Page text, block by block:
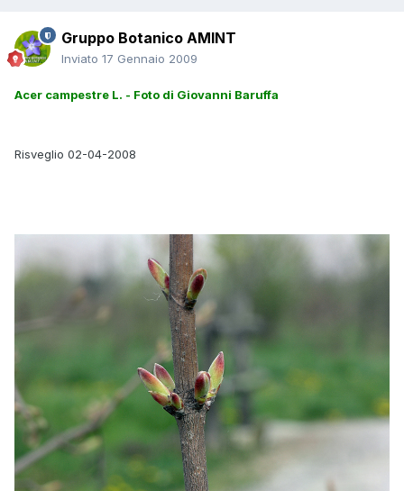
Gruppo Botanico AMINT
Inviato 17 Gennaio 2009
Acer campestre L. - Foto di Giovanni Baruffa
Risveglio 02-04-2008